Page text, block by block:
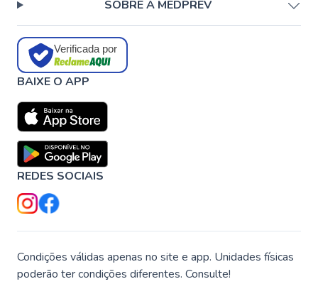
SOBRE A MEDPREV
Verificada por
BAIXE O APP
REDES SOCIAIS
Condições válidas apenas no site e app. Unidades físicas
poderão ter condições diferentes. Consulte!